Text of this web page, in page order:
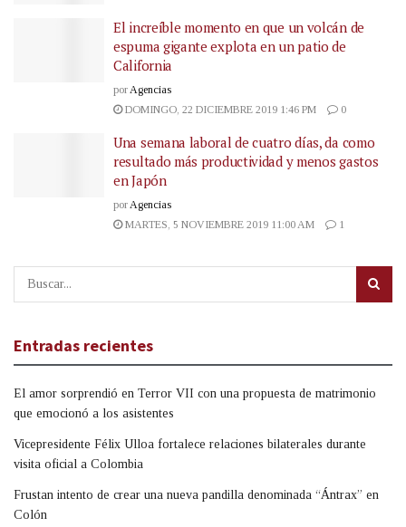
El increíble momento en que un volcán de
espuma gigante explota en un patio de
California
por Agencias
DOMINGO, 22 DICIEMBRE 2019 1:46 PM
0
Una semana laboral de cuatro días, da como
resultado más productividad y menos gastos
en Japón
por Agencias
MARTES, 5 NOVIEMBRE 2019 11:00 AM
1
Entradas recientes
El amor sorprendió en Terror VII con una propuesta de matrimonio
que emocionó a los asistentes
Vicepresidente Félix Ulloa fortalece relaciones bilaterales durante
visita oficial a Colombia
Frustan intento de crear una nueva pandilla denominada “Ántrax” en
Colón